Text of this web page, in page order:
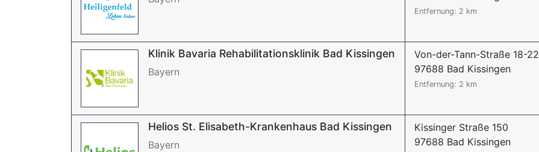
Entfernung: 2 km
Klinik Bavaria Rehabilitationsklinik Bad Kissingen
Bayern
Von-der-Tann-Straße 18-22
97688 Bad Kissingen
Entfernung: 2 km
Helios St. Elisabeth-Krankenhaus Bad Kissingen
Bayern
Kissinger Straße 150
97688 Bad Kissingen